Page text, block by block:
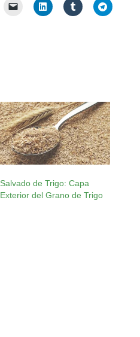
Salvado de Trigo: Capa
Exterior del Grano de Trigo